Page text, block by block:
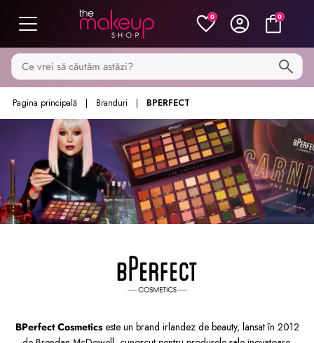
0 0
Caută pe MakeupShop
Pagina principală Branduri BPERFECT
BPerfect Cosmeticseste un brand irlandez de beauty, lansat în 2012